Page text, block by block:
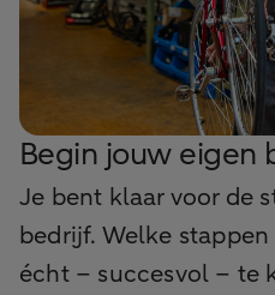
Begin jouw eigen
Je bent klaar voor de
bedrijf. Welke
écht – succesvol – te